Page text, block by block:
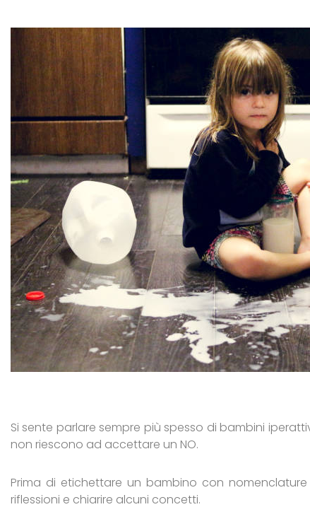
Si sente parlare sempre più spesso di bambini
non riescono ad accettare un NO.
Prima di etichettare un bambino con
riflessioni e chiarire alcuni concetti.